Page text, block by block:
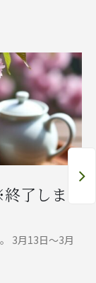
了しま
3月13日～3月